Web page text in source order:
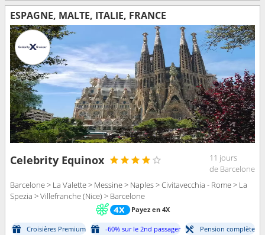
ESPAGNE, MALTE, ITALIE, FRANCE
Celebrity Equinox
11 jours
de Barcelone
Barcelone > La Valette > Messine > Naples > Civitavecchia - Rome > La
Spezia > Villefranche (Nice) > Barcelone
Payez en 4X
Croisières Premium -60% sur le 2nd passager Pension complète